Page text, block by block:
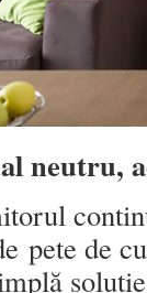
neutru,
pete de